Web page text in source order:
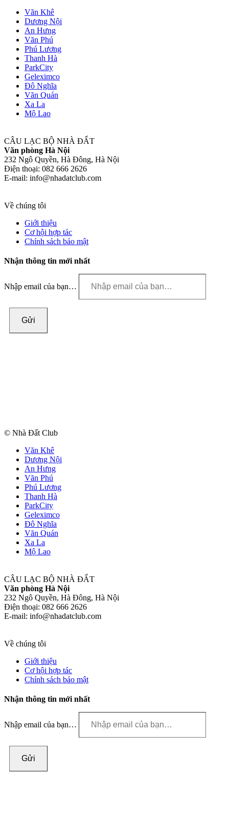
Văn Khê
Dương Nội
An Hưng
Văn Phú
Phú Lương
Thanh Hà
ParkCity
Geleximco
Đô Nghĩa
Văn Quán
Xa La
Mộ Lao
CÂU LẠC BỘ NHÀ ĐẤT
Văn phòng Hà Nội
232 Ngô Quyền, Hà Đông, Hà Nội
Điện thoại: 082 666 2626
E-mail: info@nhadatclub.com
Về chúng tôi
Giới thiệu
Cơ hội hợp tác
Chính sách bảo mật
Nhận thông tin mới nhất
Nhập email của bạn…
Gửi
© Nhà Đất Club
Văn Khê
Dương Nội
An Hưng
Văn Phú
Phú Lương
Thanh Hà
ParkCity
Geleximco
Đô Nghĩa
Văn Quán
Xa La
Mộ Lao
CÂU LẠC BỘ NHÀ ĐẤT
Văn phòng Hà Nội
232 Ngô Quyền, Hà Đông, Hà Nội
Điện thoại: 082 666 2626
E-mail: info@nhadatclub.com
Về chúng tôi
Giới thiệu
Cơ hội hợp tác
Chính sách bảo mật
Nhận thông tin mới nhất
Nhập email của bạn…
Gửi